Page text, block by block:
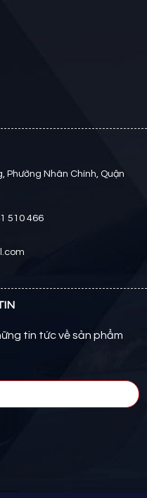
Phường Nhân Chính, Quận
510 466
tin tức về sản phẩm